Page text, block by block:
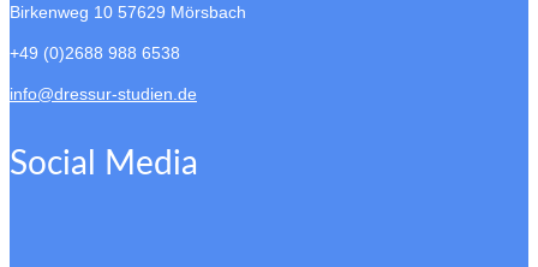
Birkenweg 10 57629 Mörsbach
+49 (0)2688 988 6538
info@dressur-studien.de
Social Media